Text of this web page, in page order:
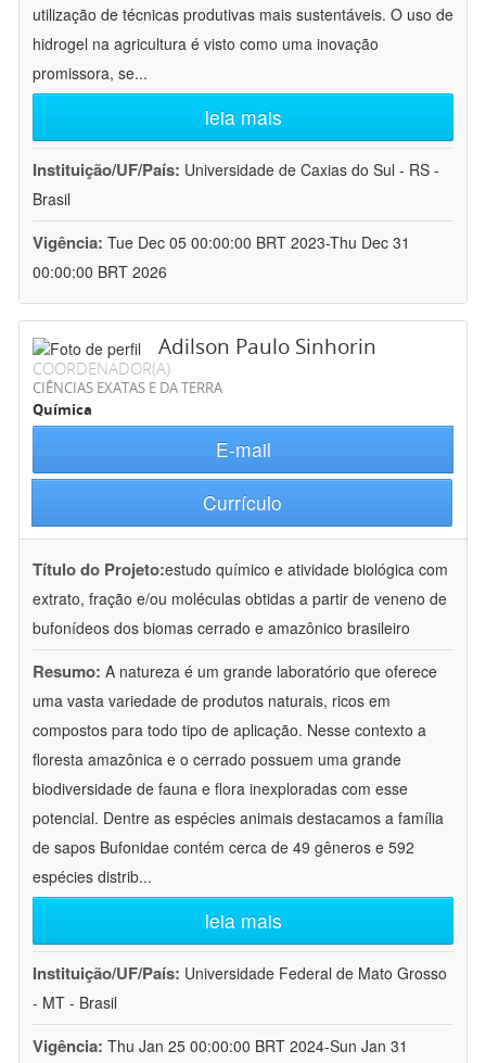
utilização de técnicas produtivas mais sustentáveis. O uso de
hidrogel na agricultura é visto como uma inovação
promissora, se...
leia mais
Instituição/UF/País: Universidade de Caxias do Sul - RS -
Brasil
Vigência: Tue Dec 05 00:00:00 BRT 2023-Thu Dec 31
00:00:00 BRT 2026
Adilson Paulo Sinhorin
COORDENADOR(A)
CIÊNCIAS EXATAS E DA TERRA
Química
E-mail
Currículo
Título do Projeto:estudo químico e atividade biológica com
extrato, fração e/ou moléculas obtidas a partir de veneno de
bufonídeos dos biomas cerrado e amazônico brasileiro
Resumo: A natureza é um grande laboratório que oferece
uma vasta variedade de produtos naturais, ricos em
compostos para todo tipo de aplicação. Nesse contexto a
floresta amazônica e o cerrado possuem uma grande
biodiversidade de fauna e flora inexploradas com esse
potencial. Dentre as espécies animais destacamos a família
de sapos Bufonidae contém cerca de 49 gêneros e 592
espécies distrib...
leia mais
Instituição/UF/País: Universidade Federal de Mato Grosso
- MT - Brasil
Vigência: Thu Jan 25 00:00:00 BRT 2024-Sun Jan 31